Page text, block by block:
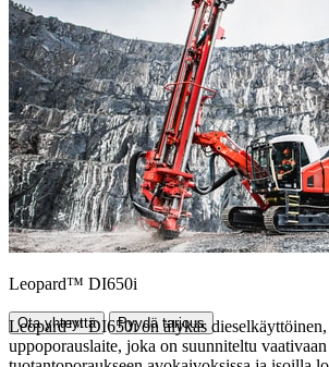
Leopard™ DI650i
Ota yhteyttä Pyydä tarjous
Leopard™ DI650i on älykäs dieselkäyttöinen,
uppoporauslaite, joka on suunniteltu